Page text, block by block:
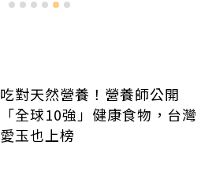
吃對天然營養！營養師公開
「全球10強」健康食物，台灣
愛玉也上榜